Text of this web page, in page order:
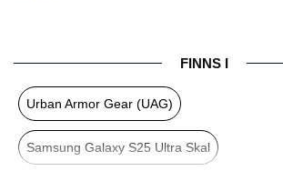
MagSafe-
Färg
Material
Varumärke
FINNS I
Urban Armor Gear (UAG)
Samsung Galaxy S25 Ultra Skal